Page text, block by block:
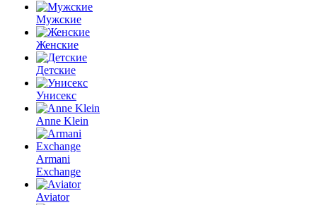
Мужские
Женские
Детские
Унисекс
Anne Klein
Armani
Exchange
Aviator